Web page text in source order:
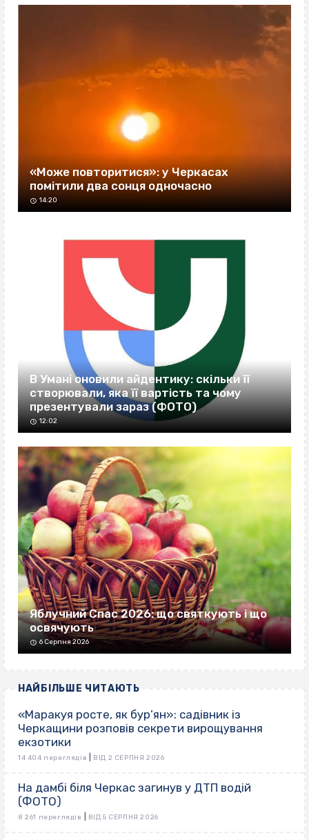
«Може повторитися»: у Черкасах
помітили два сонця одночасно
14:20
В Умані оновили айдентику: скільки її
створювали, яка її вартість та чому
презентували зараз (ФОТО)
12:02
Яблучний Спас 2026: що святкують і що
освячують
6 Серпня 2026
НАЙБІЛЬШЕ ЧИТАЮТЬ
«Маракуя росте, як бур’ян»: садівник із
Черкащини розповів секрети вирощування
екзотики
14 404 переглядів ВІД 2 СЕРПНЯ 2026
На дамбі біля Черкас загинув у ДТП водій
(ФОТО)
8 261 переглядів ВІД 5 СЕРПНЯ 2026